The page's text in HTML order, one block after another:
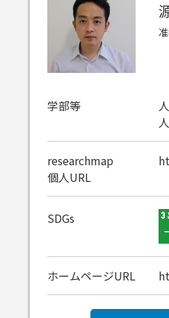
学部等
researchmap
個人URL
SDGs
ホームページURL